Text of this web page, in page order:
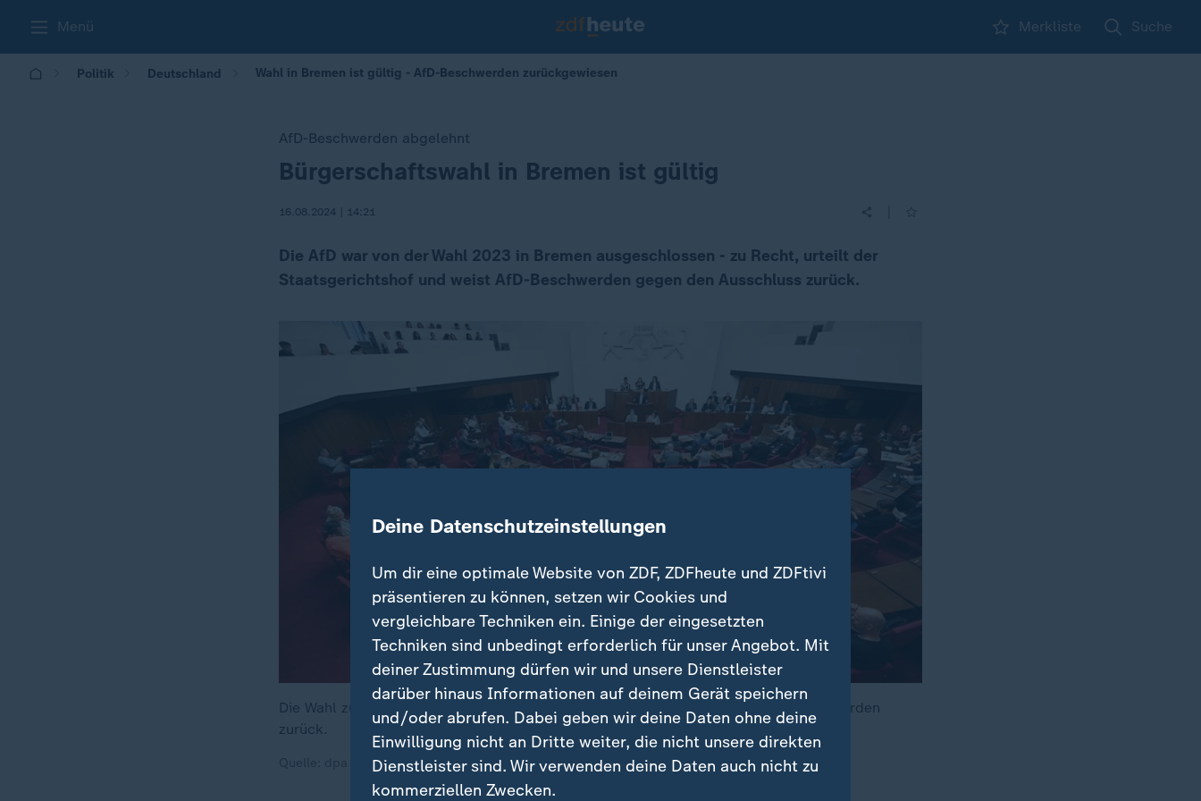
Menü Merkliste Suche
Politik Deutschland Wahl in Bremen ist gültig - AfD-Beschwerden zurückgewiesen
AfD-Beschwerden abgelehnt
:Bürgerschaftswahl in Bremen ist gültig
16.08.2024 | 14:21
Die AfD war von der Wahl 2023 in Bremen ausgeschlossen - zu Recht, urteilt der
Staatsgerichtshof und weist AfD-Beschwerden gegen den Ausschluss zurück.
Die Wahl zur Bremer Bürgerschaft ist gültig. Der Staatsgerichtshof wies AfD-Beschwerden
zurück.
Deine Datenschutzeinstellungen
Um dir eine optimale Website von ZDF, ZDFheute und ZDFtivi
präsentieren zu können, setzen wir Cookies und
vergleichbare Techniken ein. Einige der eingesetzten
Techniken sind unbedingt erforderlich für unser Angebot. Mit
deiner Zustimmung dürfen wir und unsere Dienstleister
darüber hinaus Informationen auf deinem Gerät speichern
und/oder abrufen. Dabei geben wir deine Daten ohne deine
Einwilligung nicht an Dritte weiter, die nicht unsere direkten
Dienstleister sind. Wir verwenden deine Daten auch nicht zu
kommerziellen Zwecken.